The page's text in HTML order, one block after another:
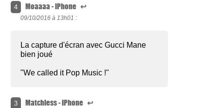
4 Moaaaa - iPhone ↩
09/10/2016 à 13h01 :
La capture d'écran avec Gucci Mane
bien joué
"We called it Pop Music !"
3 Matchless - iPhone ↩